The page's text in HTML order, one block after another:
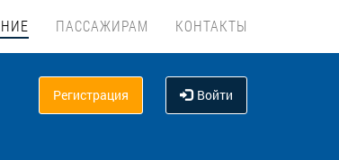
ПАССАЖИРАМ КОНТАКТЫ
Регистрация Войти